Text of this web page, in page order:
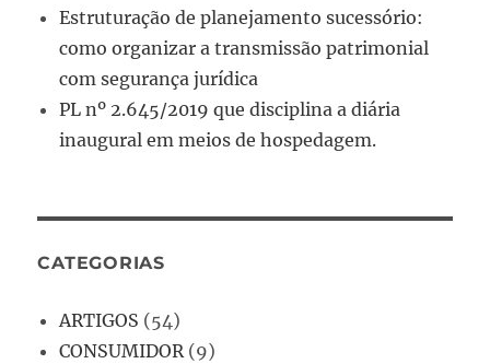
Estruturação de planejamento sucessório:
como organizar a transmissão patrimonial
com segurança jurídica
PL nº 2.645/2019 que disciplina a diária
inaugural em meios de hospedagem.
CATEGORIAS
ARTIGOS (54)
CONSUMIDOR(9)